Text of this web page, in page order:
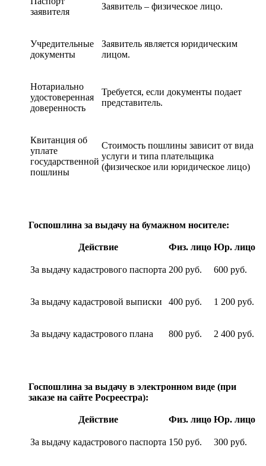
заявителя
Заявитель – физическое лицо.
Учредительные
документы
Заявитель является юридическим
лицом.
Нотариально
удостоверенная
доверенность
Требуется, если документы подает
представитель.
Квитанция об
уплате
государственной
пошлины
Стоимость пошлины зависит от вида
услуги и типа плательщика
(физическое или юридическое лицо)
Госпошлина за выдачу на бумажном носителе:
Действие Физ. лицо Юр. лицо
За выдачу кадастрового паспорта 200 руб. 600 руб.
За выдачу кадастровой выписки 400 руб. 1 200 руб.
За выдачу кадастрового плана 800 руб. 2 400 руб.
Госпошлина за выдачу в электронном виде (при
заказе на сайте Росреестра):
Действие Физ. лицо Юр. лицо
За выдачу кадастрового паспорта 150 руб. 300 руб.